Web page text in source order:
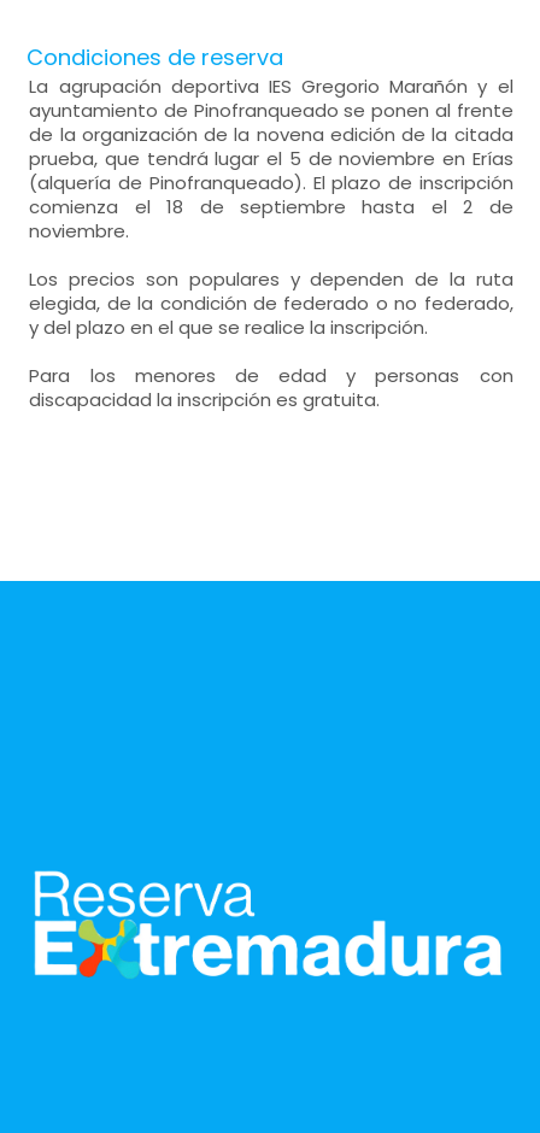
Condiciones de reserva
La agrupación deportiva IES Gregorio Marañón y el
ayuntamiento de Pinofranqueado se ponen al frente
de la organización de la novena edición de la citada
prueba, que tendrá lugar el 5 de noviembre en Erías
(alquería de Pinofranqueado). El plazo de inscripción
comienza el 18 de septiembre hasta el 2 de
noviembre.
Los precios son populares y dependen de la ruta
elegida, de la condición de federado o no federado,
y del plazo en el que se realice la inscripción.
Para los menores de edad y personas con
discapacidad la inscripción es gratuita.